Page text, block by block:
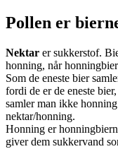
Pollen er
Nektar er sukkerstof.
honning, når
Som de eneste bier
fordi de er de eneste
samler man ikke
nektar/honning.
Honning er
giver dem sukkervand